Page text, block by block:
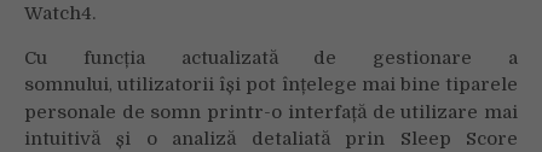
Watch4.
Cu funcția actualizată de gestionare a
somnului, utilizatorii își pot înțelege mai bine tiparele
personale de somn printr-o interfață de utilizare mai
intuitivă și o analiză detaliată prin Sleep Score